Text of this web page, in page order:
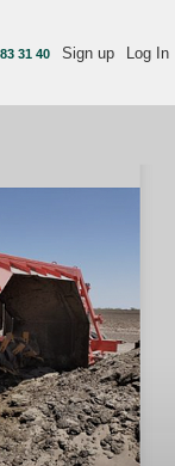
31 40 Sign up Log In